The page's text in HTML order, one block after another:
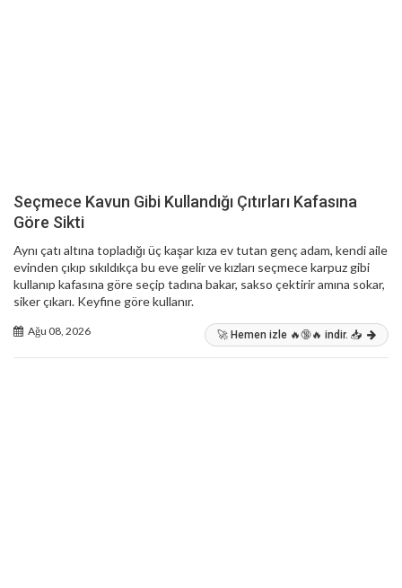
Seçmece Kavun Gibi Kullandığı Çıtırları Kafasına
Göre Sikti
Aynı çatı altına topladığı üç kaşar kıza ev tutan genç adam, kendi aile
evinden çıkıp sıkıldıkça bu eve gelir ve kızları seçmece karpuz gibi
kullanıp kafasına göre seçip tadına bakar, sakso çektirir amına sokar,
siker çıkarı. Keyfine göre kullanır.
Ağu 08, 2026 🚀 Hemen izle 🔥🔞🔥 indir. 📥